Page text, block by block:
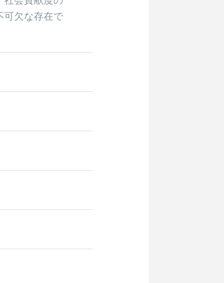
可欠な存在で